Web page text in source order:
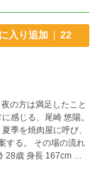
入り追加 22
じる、尾崎 悠陽。
の流れ
牛座 職 IT系企業(社